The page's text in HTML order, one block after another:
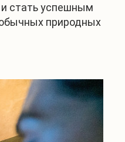
и стать успешным
природных